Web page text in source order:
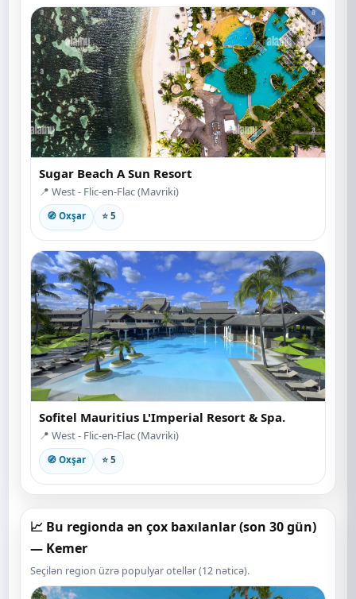
Sugar Beach A Sun Resort
📍 West - Flic-en-Flac (Mavriki)
🧭 Oxşar ⭐ 5
Sofitel Mauritius L'Imperial Resort & Spa.
📍 West - Flic-en-Flac (Mavriki)
🧭 Oxşar ⭐ 5
📈 Bu regionda ən çox baxılanlar (son 30 gün)
— Kemer
Seçilən region üzrə populyar otellər (12 nəticə).